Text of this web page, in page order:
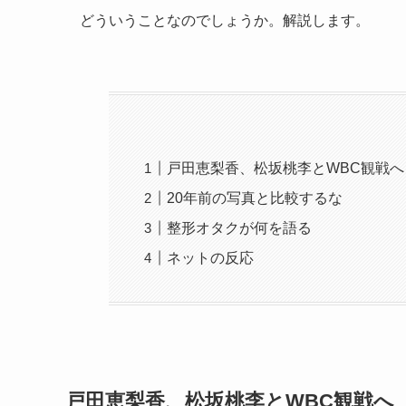
どういうことなのでしょうか。解説します。
戸田恵梨香、松坂桃李とWBC観戦へ
20年前の写真と比較するな
整形オタクが何を語る
ネットの反応
戸田恵梨香、松坂桃李とWBC観戦へ